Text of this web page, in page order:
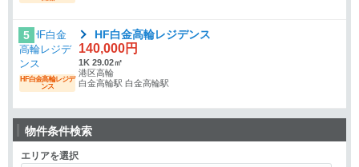
5
HF白金高輪レジデ
ンス
HF白金高輪レジデンス
140,000円
1K 29.02㎡
港区高輪
白金高輪駅 白金高輪駅
物件条件検索
エリアを選択